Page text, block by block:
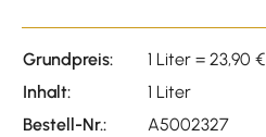
Grundpreis:
1 Liter = 23,90 €
Inhalt:
1 Liter
Bestell-Nr.:
A5002327